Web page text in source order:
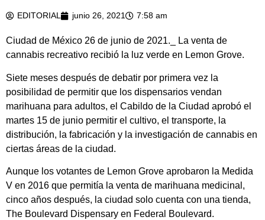
EDITORIAL junio 26, 2021 7:58 am
Ciudad de México 26 de junio de 2021._ La venta de
cannabis recreativo recibió la luz verde en Lemon Grove.
Siete meses después de debatir por primera vez la
posibilidad de permitir que los dispensarios vendan
marihuana para adultos, el Cabildo de la Ciudad aprobó el
martes 15 de junio permitir el cultivo, el transporte, la
distribución, la fabricación y la investigación de cannabis en
ciertas áreas de la ciudad.
Aunque los votantes de Lemon Grove aprobaron la Medida
V en 2016 que permitía la venta de marihuana medicinal,
cinco años después, la ciudad solo cuenta con una tienda,
The Boulevard Dispensary en Federal Boulevard.